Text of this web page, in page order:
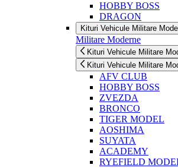
HOBBY BOSS
DRAGON
Kituri Vehicule Militare
Militare Moderne
Kituri Vehicule Militare
Kituri Vehicule Militare
AFV CLUB
HOBBY BOSS
ZVEZDA
BRONCO
TIGER MODEL
AOSHIMA
SUYATA
ACADEMY
RYEFIELD